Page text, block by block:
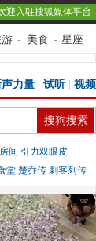
迎入驻搜狐媒体平台
- 美食 - 星座
力量 试听| 视频
间 引力双眼皮
堂 楚乔传 刺客列传